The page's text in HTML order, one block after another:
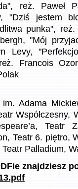
reż. Paweł
"Dziś jestem
punka",
"Mój
Levy,
Francois
Adama
Współczesny,
Teatr
Teatr 6. piętro,
Palladium,
znajdziesz